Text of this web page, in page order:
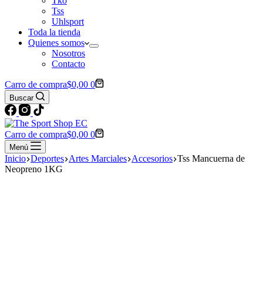
Tss
Uhlsport
Toda la tienda
Quienes somos
Nosotros
Contacto
Carro de compra$0,00 0
Buscar
Carro de compra$0,00 0
Menú
Inicio Deportes Artes Marciales Accesorios Tss Mancuerna de
Neopreno 1KG